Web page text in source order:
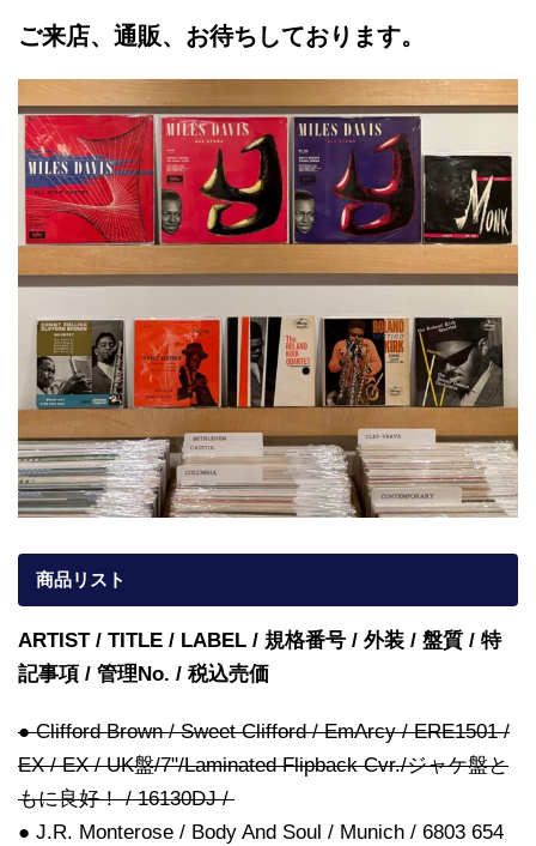
ご来店、通販、お待ちしております。
商品リスト
ARTIST / TITLE / LABEL / 規格番号 / 外装 / 盤質 / 特
記事項 / 管理No. / 税込売価
● Clifford Brown / Sweet Clifford / EmArcy / ERE1501 /
EX / EX / UK盤/7"/Laminated Flipback Cvr./ジャケ盤と
もに良好！ / 16130DJ /
● J.R. Monterose / Body And Soul / Munich / 6803 654